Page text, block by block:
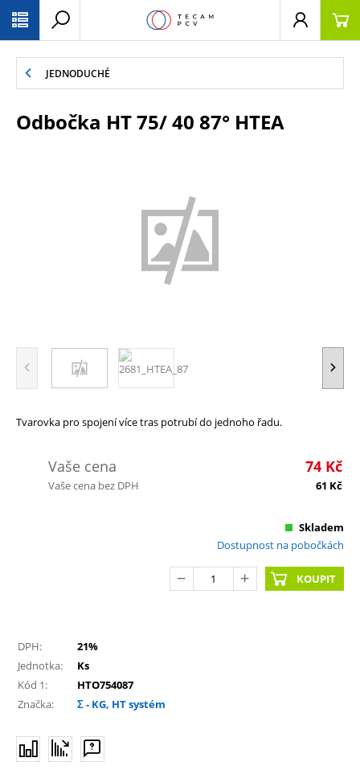
JEDNODUCHÉ
Odbočka HT 75/ 40 87° HTEA
Tvarovka pro spojení více tras potrubí do jednoho řadu.
Vaše cena 74 Kč
Vaše cena bez DPH 61 Kč
Skladem
Dostupnost na pobočkách
KOUPIT
DPH:
21%
Jednotka:
Ks
Kód 1:
HTO754087
Značka:
Σ - KG, HT systém